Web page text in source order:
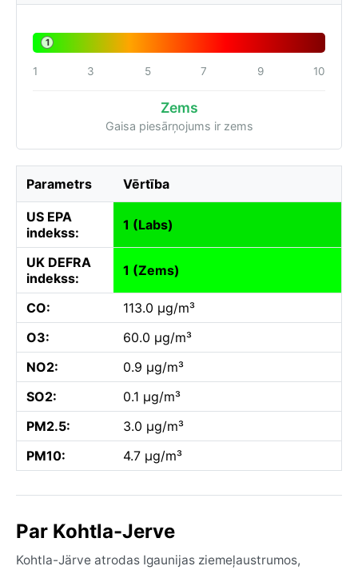
1
1 3 5 7 9 10
Zems
Gaisa piesārņojums ir zems
Parametrs Vērtība
US EPA
indekss:
1 (Labs)
UK DEFRA
indekss:
1 (Zems)
CO:
113.0 µg/m³
O3:
60.0 µg/m³
NO2:
0.9 µg/m³
SO2:
0.1 µg/m³
PM2.5:
3.0 µg/m³
PM10:
4.7 µg/m³
Par Kohtla-Jerve
Kohtla-Järve atrodas Igaunijas ziemeļaustrumos,